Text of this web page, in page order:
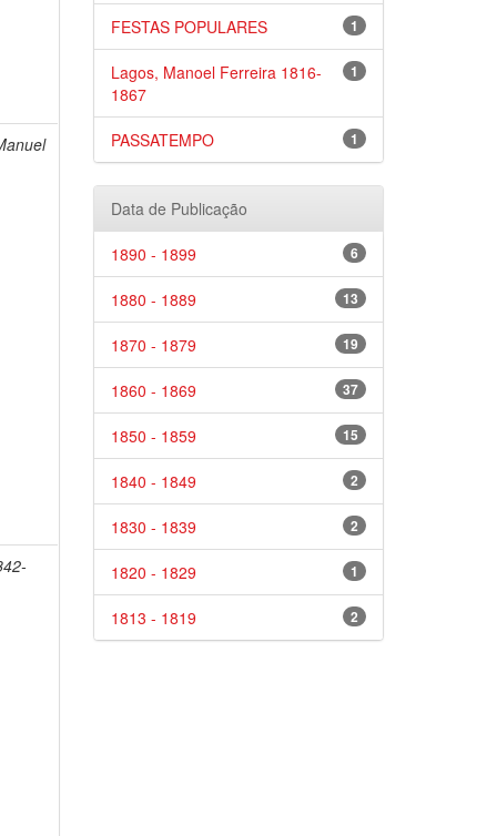
1
FESTAS POPULARES
1
Lagos, Manoel Ferreira 1816-
1867
1
PASSATEMPO
Data de Publicação
6
1890 - 1899
13
1880 - 1889
19
1870 - 1879
37
1860 - 1869
15
1850 - 1859
2
1840 - 1849
2
1830 - 1839
1
1820 - 1829
2
1813 - 1819